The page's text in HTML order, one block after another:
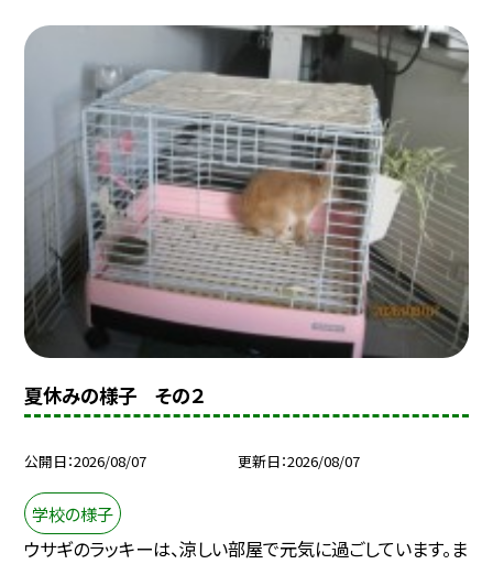
夏休みの様子 その２
公開日 2026/08/07 更新日 2026/08/07
学校の様子
ウサギのラッキーは、涼しい部屋で元気に過ごしています。ま